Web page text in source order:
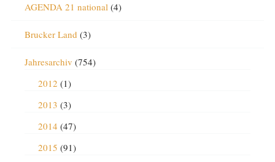
AGENDA 21 national(4)
Brucker Land (3)
Jahresarchiv (754)
2012 (1)
2013 (3)
2014 (47)
2015 (91)